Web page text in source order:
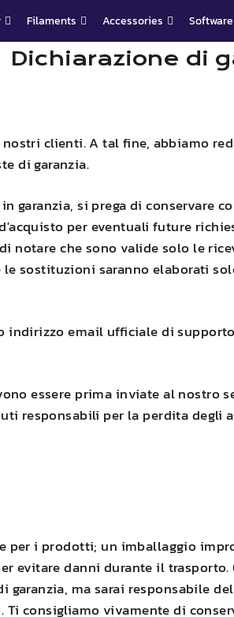
Filaments Accessories Software
Dichiarazione di
clienti. A tal fine, abbiamo
di garanzia.
garanzia, si prega di
per eventuali future
notare che sono valide solo le
sostituzioni saranno elaborati
indirizzo email ufficiale di
essere prima inviate al
responsabili per la perdita
i prodotti; un imballaggio
evitare danni durante il trasporto.
ma sarai responsabile
consigliamo vivamente di